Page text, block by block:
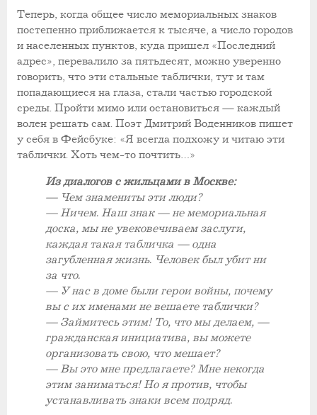
Теперь, когда общее число мемориальных знаков
постепенно приближается к тысяче, а число городов
и населенных пунктов, куда пришел «Последний
адрес», перевалило за пятьдесят, можно уверенно
говорить, что эти стальные таблички, тут и там
попадающиеся на глаза, стали частью городской
среды. Пройти мимо или остановиться — каждый
волен решать сам. Поэт Дмитрий Воденников пишет
у себя в Фейсбуке: «Я всегда подхожу и читаю эти
таблички. Хоть чем-то почтить…»
Из диалогов с жильцами в Москве:
— Чем знамениты эти люди?
— Ничем. Наш знак — не мемориальная
доска, мы не увековечиваем заслуги,
каждая такая табличка — одна
загубленная жизнь. Человек был убит ни
за что.
— У нас в доме были герои войны, почему
вы с их именами не вешаете таблички?
— Займитесь этим! То, что мы делаем, —
гражданская инициатива, вы можете
организовать свою, что мешает?
— Вы это мне предлагаете? Мне некогда
этим заниматься! Но я против, чтобы
устанавливать знаки всем подряд.